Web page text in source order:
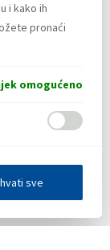
i kako ih
pronaći
omogućeno
sve